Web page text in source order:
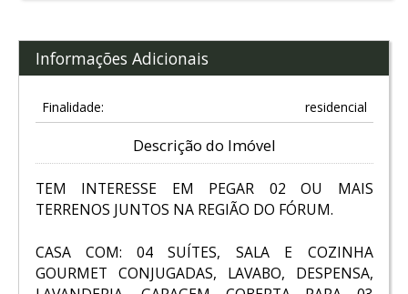
Informações Adicionais
Finalidade: residencial
Descrição do Imóvel
TEM INTERESSE EM PEGAR 02 OU MAIS
TERRENOS JUNTOS NA REGIÃO DO FÓRUM.
CASA COM: 04 SUÍTES, SALA E COZINHA
GOURMET CONJUGADAS, LAVABO, DESPENSA,